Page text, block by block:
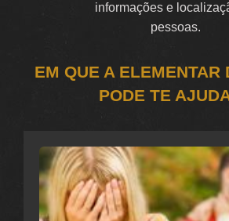
informações e
pessoas.
EM QUE A ELEMENTAR
PODE TE